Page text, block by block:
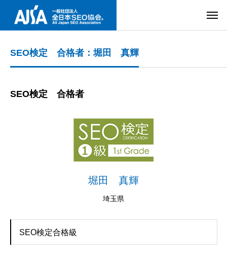
SEO検定 合格者：堀田 真輝
SEO検定 合格者
堀田 真輝
埼玉県
SEO検定合格級